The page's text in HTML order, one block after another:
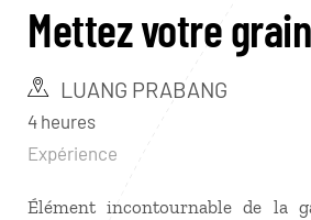
Mettez votre
LUANG PRABANG
4 heures
Expérience
Élément incontournable de la